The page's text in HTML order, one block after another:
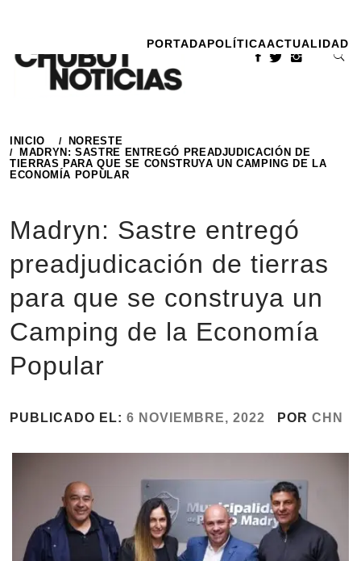
contenido
PORTADAPOLÍTICAACTUALIDAD
INICIO
NORESTE
MADRYN: SASTRE ENTREGÓ PREADJUDICACIÓN DE
TIERRAS PARA QUE SE CONSTRUYA UN CAMPING DE LA
ECONOMÍA POPULAR
Madryn: Sastre entregó
preadjudicación de tierras
para que se construya un
Camping de la Economía
Popular
PUBLICADO EL: 6 NOVIEMBRE, 2022 POR CHN